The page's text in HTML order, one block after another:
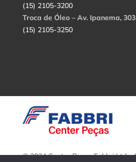
(15) 2105-3200
Troca de Óleo – Av. Ipanema, 303
(15) 2105-3250
© 2024 Center Peças Fabbri Ltda.